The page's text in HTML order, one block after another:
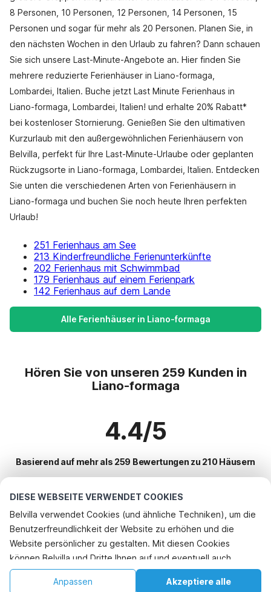
DIESE WEBSEITE VERWENDET COOKIES
Belvilla verwendet Cookies (und ähnliche Techniken), um die
Benutzerfreundlichkeit der Website zu erhöhen und die
Website persönlicher zu gestalten. Mit diesen Cookies
können Belvilla und Dritte Ihnen auf und eventuell auch
außerhalb unserer Website folgen, um Werbung Ihren
Interessen anzupassen und das Teilen von Informationen über
Akzeptiere alle
Anpassen
8 Personen, 10 Personen, 12 Personen, 14 Personen, 15
Personen und sogar für mehr als 20 Personen. Planen Sie, in
den nächsten Wochen in den Urlaub zu fahren? Dann schauen
Sie sich unsere Last-Minute-Angebote an. Hier finden Sie
mehrere reduzierte Ferienhäuser in Liano-formaga,
Lombardei, Italien. Buche jetzt Last Minute Ferienhaus in
Liano-formaga, Lombardei, Italien! und erhalte 20% Rabatt*
bei kostenloser Stornierung. Genießen Sie den ultimativen
Kurzurlaub mit den außergewöhnlichen Ferienhäusern von
Belvilla, perfekt für Ihre Last-Minute-Urlaube oder geplanten
Rückzugsorte in Liano-formaga, Lombardei, Italien. Entdecken
Sie unten die verschiedenen Arten von Ferienhäusern in
Liano-formaga und buchen Sie noch heute Ihren perfekten
Urlaub!
251 Ferienhaus am See
213 Kinderfreundliche Ferienunterkünfte
202 Ferienhaus mit Schwimmbad
179 Ferienhaus auf einem Ferienpark
142 Ferienhaus auf dem Lande
Alle Ferienhäuser in Liano-formaga
Hören Sie von unseren 259 Kunden in
Liano-formaga
4.4/5
Basierend auf mehr als 259 Bewertungen zu 210 Häusern
Beliebteste Reiseziele für Urlaub
Top-Städte mit Top-Annehmlichkeiten für den Urlaub
Ferienhaus auf einem Ferienpark aer
Ferienhaus am See villaggio-sanghen
Ferienhaus am See crone
Beliebte Ausstattungen für Urlaub in Liano-formaga
Ferienhaus am See
Beliebte Städte für den Urlaub in Lombardei
Rufen Sie an, um zu buchen